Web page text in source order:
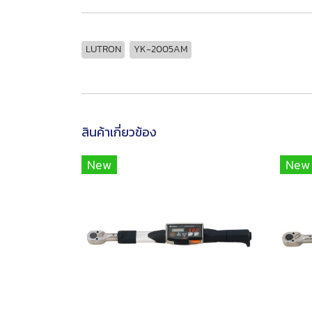
LUTRON YK-2005AM
สินค้าเกี่ยวข้อง
New
New